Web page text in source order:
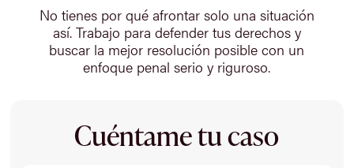
No tienes por qué afrontar solo una situación
así. Trabajo para defender tus derechos y
buscar la mejor resolución posible con un
enfoque penal serio y riguroso.
Cuéntame tu caso